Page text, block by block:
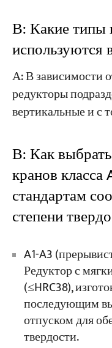
В: Какие типы
используются
А: В зависимости
редукторы
вертикальные и с
В: Как
кранов
стандартам
степени
A1-A3
Редуктор с
(≤HRC38),
последующим
отпуском для
твердости.